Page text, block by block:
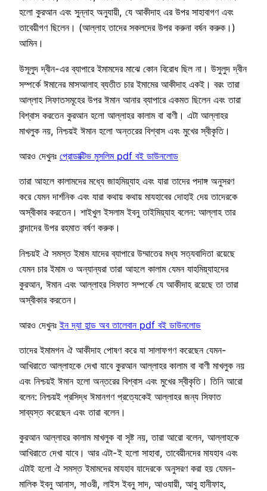
হলো কুরআন এবং সুন্নাহ অনুযায়ী, যে আকীদাহ এর উপর সাহাবাগণ এবং
তাবেয়ীগণ ছিলেন। (আল্লাহ তাদের সকলদের উপর করুনা বর্ষন করুক।)
আমিন।
উসূলুদ দ্বীন-এর ব্যাপারে ইমামদের মাঝে কোন বিরোধ ছিল না। উসুলুদ দ্বীন
সম্পর্কে ঈমানের মাসআলাহ ব্যতীত চার ইমামের আকীদাহ একই। বরং তারা
আল্লাহ সিফাতসমূহের উপর ঈমান আনার ব্যাপারে একমত ছিলেন এবং তারা
বিশ্বাস করতেন কুরআন হলো আল্লাহর কালাম বা বাণী। এটা আল্লাহর
মাখলুক নয়, নিশ্চয়ই ঈমান হলো অন্তরের বিশ্বাস এবং মুখের স্বীকৃতি।
আরও দেখুনঃ প্রোডাক্টিভ মুসলিম pdf বই ডাউনলোড
তারা আহলে কালামদের মধ্যে জাহমিয়্যাহ এবং যারা তাদের পদাঙ্গ অনুসরণ
করে যেমন দার্শনিক এবং যারা কথায় কথায় মাযহাবের দোহাই দেয় তাদেরকে
অস্বীকার করতেন। শাইখুল ইসলাম ইবনু তাইমিয়্যাহ বলেন: আল্লাহ তার
বান্দাদের উপর রহমাত বর্ষণ করুক।
নিশ্চয়ই ঐ সমস্ত ইমাম যাদের ব্যাপারে উম্মাতের মধ্য সত্যবাদিতা রয়েছে
যেমন চার ইমাম ও অন্যান্যরা তারা আহলে কালাম যেমন যাহমিয়্যাহদের
কুরআন, ঈমান এবং আল্লাহর সিফাত সম্পর্কে যে আকীদাহ রয়েছে তা তারা
অস্বীকার করতেন।
আরও দেখুনঃইন দ্যা হান্ড অব তালেবান pdf বই ডাউনলোড
তাদের ইমামগন ঐ আকীদাহ পোষণ করে যা সালাফগণ করেছেন যেমন-
আখিরাতে আল্লাহকে দেখা যাবে কুরআন আল্লাহর কালাম বা বাণী মাখলুক নয়
এবং নিশ্চয়ই ঈমান হলো অন্তরের বিশ্বাস এবং মুখের স্বীকৃতি। তিনি আরো
বলেন: নিশ্চয়ই প্রসিদ্ধ ঈমানগণ প্রত্যেকেই আল্লাহর জন্য সিফাত
সাব্যস্ত করেছেন এবং তারা বলেন।
কুরআন আল্লাহর কালাম মাখলুক বা সৃষ্ট নয়, তারা আরো বলেন, আল্লাহকে
আখিরাতে দেখা যাবে। আর এটা-ই হলো সাহাবা, তাবেয়ীনদের মাযহাব এবং
এটাই হলো ঐ সমস্ত ইমামদের মাযহাব যাদেরকে অনুসরণ করা হয় যেমন-
মালিক ইবনু আনাস, সাওরী, লাইস ইবনু সাদ, আওযায়ী, আবু হানীফাহ,